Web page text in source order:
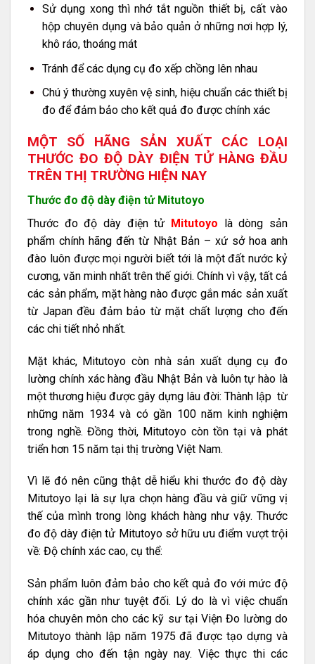
Sử dụng xong thì nhớ tắt nguồn thiết bị, cất vào
hộp chuyên dụng và bảo quản ở những nơi hợp lý,
khô ráo, thoáng mát
Tránh để các dụng cụ đo xếp chồng lên nhau
Chú ý thường xuyên vệ sinh, hiệu chuẩn các thiết bị
đo để đảm bảo cho kết quả đo được chính xác
MỘT SỐ HÃNG SẢN XUẤT CÁC LOẠI
THƯỚC ĐO ĐỘ DÀY ĐIỆN TỬ HÀNG ĐẦU
TRÊN THỊ TRƯỜNG HIỆN NAY
Thước đo độ dày điện tử Mitutoyo
Thước đo độ dày điện tử Mitutoyo là dòng sản
phẩm chính hãng đến từ Nhật Bản – xứ sở hoa anh
đào luôn được mọi người biết tới là một đất nước kỷ
cương, văn minh nhất trên thế giới. Chính vì vậy, tất cả
các sản phẩm, mặt hàng nào được gắn mác sản xuất
từ Japan đều đảm bảo từ mặt chất lượng cho đến
các chi tiết nhỏ nhất.
Mặt khác, Mitutoyo còn nhà sản xuất dụng cụ đo
lường chính xác hàng đầu Nhật Bản và luôn tự hào là
một thương hiệu được gây dựng lâu đời: Thành lập từ
những năm 1934 và có gần 100 năm kinh nghiệm
trong nghề. Đồng thời, Mitutoyo còn tồn tại và phát
triển hơn 15 năm tại thị trường Việt Nam.
Vì lẽ đó nên cũng thật dễ hiểu khi thước đo độ dày
Mitutoyo lại là sự lựa chọn hàng đầu và giữ vững vị
thế của mình trong lòng khách hàng như vậy. Thước
đo độ dày điện tử Mitutoyo sở hữu ưu điểm vượt trội
về: Độ chính xác cao, cụ thể:
Sản phẩm luôn đảm bảo cho kết quả đo với mức độ
chính xác gần như tuyệt đối. Lý do là vì việc chuẩn
hóa chuyên môn cho các kỹ sư tại Viện Đo lường do
Mitutoyo thành lập năm 1975 đã được tạo dựng và
áp dụng cho đến tận ngày nay. Việc thực thi các